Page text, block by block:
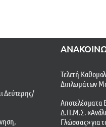
Δεύτερης/
Τελετή
Διπλωμάτων
Αποτελέσματα
Δ.Π.Μ.Σ.
Γλώσσας» για